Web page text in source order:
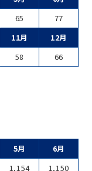
65
77
11月
12月
58 66
5月
6月
1,154 1,150